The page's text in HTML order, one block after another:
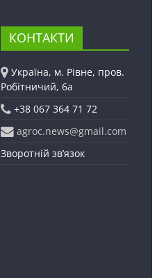
КОНТАКТИ
Україна, м. Рівне, пров.
Робітничий, 6а
+38 067 364 71 72
agroc.news@gmail.com
Зворотній зв’язок